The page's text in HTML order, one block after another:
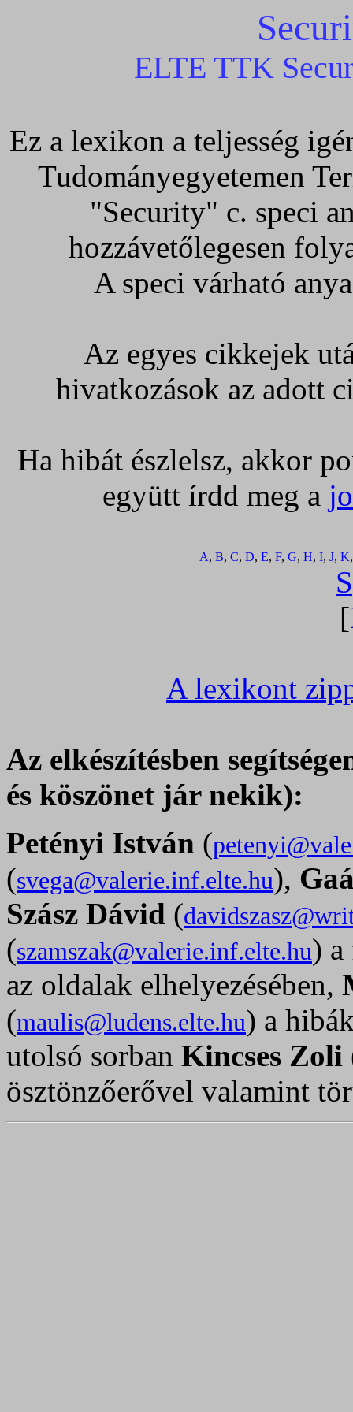
ELTE TTK
Ez a lexikon a teljesség
Tudományegyetemen
"Security" c. speci
hozzávetőlegesen
A speci várható
Az egyes cikkejek
hivatkozások az adott
Ha hibát észlelsz, akkor
együtt írdd meg a
A, B, C, D, E, F, G, H, I, J, K
[
A lexikont
Az elkészítésben
és köszönet jár nekik):
Petényi István (
(svega@valerie.inf.elte.hu),
Szász Dávid (
(szamszak@valerie.inf.elte.hu)
az oldalak elhelyezésében,
(maulis@ludens.elte.hu) a
utolsó sorban Kincses Zoli
ösztönzőerővel valamint